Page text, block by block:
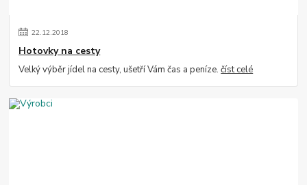
22.12.2018
Hotovky na cesty
Velký výběr jídel na cesty, ušetří Vám čas a peníze.číst celé